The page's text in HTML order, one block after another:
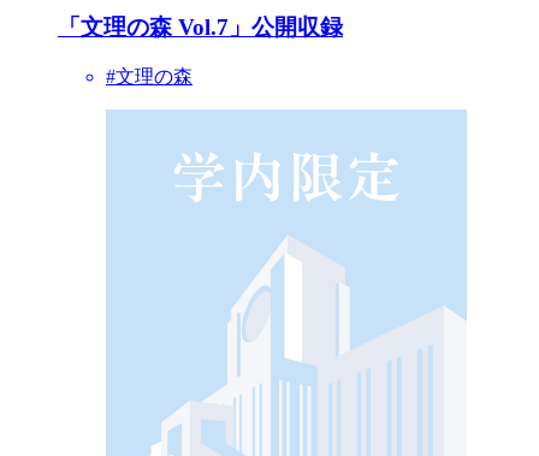
「文理の森 Vol.7」公開収録
#文理の森